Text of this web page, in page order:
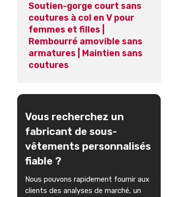
Soutien-gorge court sans
coutures à col en V pour
femmes et filles |
Rembourré amovible sans
armatures | Maintien sans
coutures
Vous recherchez un
fabricant de sous-
vêtements personnalisés
fiable ?
Nous pouvons rapidement fournir aux
clients des analyses de marché, un